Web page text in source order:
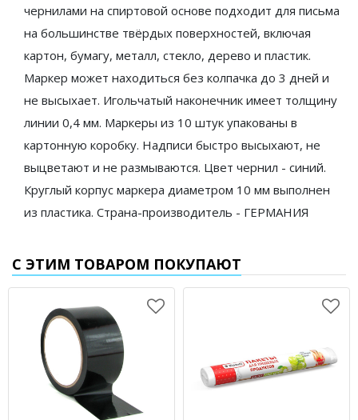
чернилами на спиртовой основе подходит для письма
на большинстве твёрдых поверхностей, включая
картон, бумагу, металл, стекло, дерево и пластик.
Маркер может находиться без колпачка до 3 дней и
не высыхает. Игольчатый наконечник имеет толщину
линии 0,4 мм. Маркеры из 10 штук упакованы в
картонную коробку. Надписи быстро высыхают, не
выцветают и не размываются. Цвет чернил - синий.
Круглый корпус маркера диаметром 10 мм выполнен
из пластика. Страна-производитель - ГЕРМАНИЯ
С ЭТИМ ТОВАРОМ ПОКУПАЮТ